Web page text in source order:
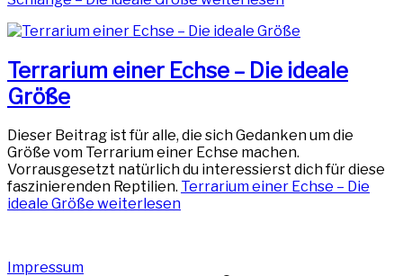
Terrarium einer Echse – Die ideale
Größe
Dieser Beitrag ist für alle, die sich Gedanken um die
Größe vom Terrarium einer Echse machen.
Vorrausgesetzt natürlich du interessierst dich für diese
faszinierenden Reptilien. Terrarium einer Echse – Die
ideale Größe weiterlesen
Impressum